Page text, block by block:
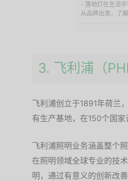
- 落地灯在生活
从品牌出发，了
3. 飞利浦（
飞利浦创立于1891年荷兰
有生产基地，在150个国
飞利浦照明业务涵盖整个
在照明领域全球专业的技
明，通过有意义的创新改